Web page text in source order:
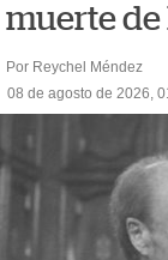
muerte de
Por Reychel Méndez
08 de agosto de 2026,